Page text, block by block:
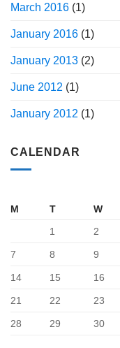
March 2016 (1)
January 2016 (1)
January 2013 (2)
June 2012 (1)
January 2012 (1)
CALENDAR
M T W
1
2
7 8 9
14 15 16
21 22 23
28 29 30